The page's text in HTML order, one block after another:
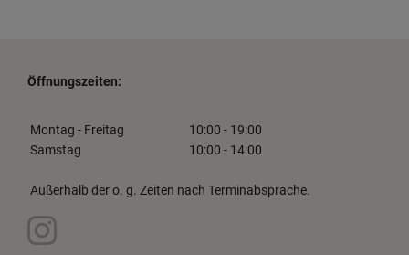
Öffnungszeiten:
Montag - Freitag
10:00 - 19:00
Samstag
10:00 - 14:00
Außerhalb der o. g. Zeiten nach Terminabsprache.